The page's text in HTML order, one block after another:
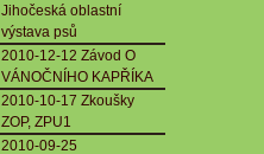
Jihočeská oblastní
výstava psů
2010-12-12 Závod O
VÁNOČNÍHO KAPŘÍKA
2010-10-17 Zkoušky
ZOP, ZPU1
2010-09-25